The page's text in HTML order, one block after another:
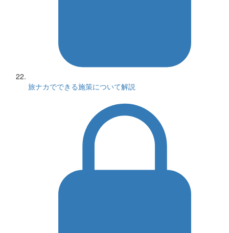
旅ナカでできる施策について解説